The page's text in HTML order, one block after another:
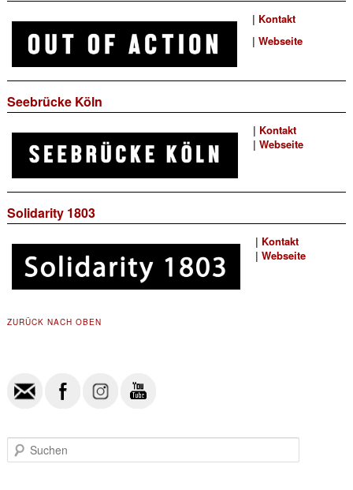
| Kontakt
| Webseite
Seebrücke Köln
| Kontakt
| Webseite
Solidarity 1803
| Kontakt
| Webseite
ZURÜCK NACH OBEN
u